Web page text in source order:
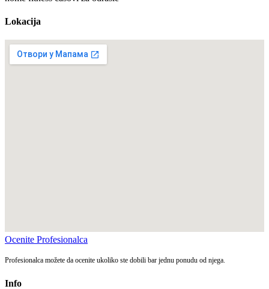
Lokacija
Ocenite Profesionalca
Profesionalca možete da ocenite ukoliko ste dobili bar jednu ponudu od njega.
Info